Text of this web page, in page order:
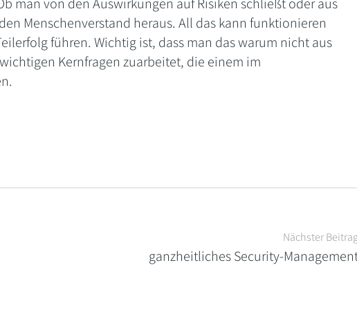
Menschenverstand heraus. All das kann funktionieren
führen. Wichtig ist, dass man das warum nicht aus
Kernfragen zuarbeitet, die einem im
Nächster
ganzheitliches Security-